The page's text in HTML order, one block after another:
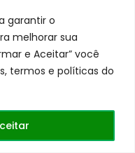
garantir o
melhorar sua
e Aceitar” você
termos e políticas do
aCenterrol©Site
WEB41